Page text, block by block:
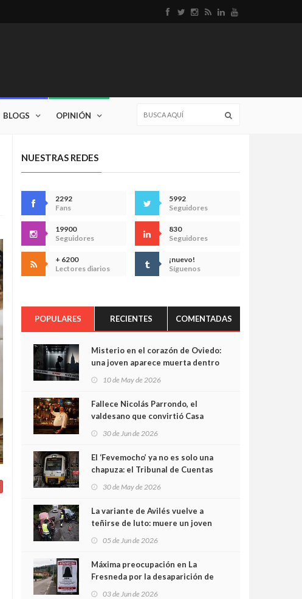
BLOGS OPINIÓN
NUESTRAS REDES
2292
Fans
5992
Seguidores
19900
Seguidores
830
Seguidores
+ 6200
Lectores diarios
¡nuevo!
Síguenos
POPULARES RECIENTES COMENTADAS
Misterio en el corazón de Oviedo:
una joven aparece muerta dentro
cámaras captan sus últimos
minutos
10 de May de 2026
Fallece Nicolás Parrondo, el
valdesano que convirtió Casa
30 de Jun de 2026
El ‘Fevemocho’ ya no es solo una
chapuza: el Tribunal de Cuentas
sobrecoste de los trenes que no
cabían por los túneles
30 de May de 2026
La variante de Avilés vuelve a
teñirse de luto: muere un joven
05 de Jun de 2026
Máxima preocupación en La
Fresneda por la desaparición de
03 de Jun de 2026